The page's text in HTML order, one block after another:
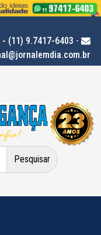
(11) 9.7417-6403 -